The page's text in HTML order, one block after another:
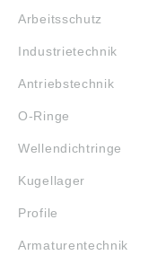
Arbeitsschutz
Industrietechnik
Antriebstechnik
O-Ringe
Wellendichtringe
Kugellager
Profile
Armaturentechnik